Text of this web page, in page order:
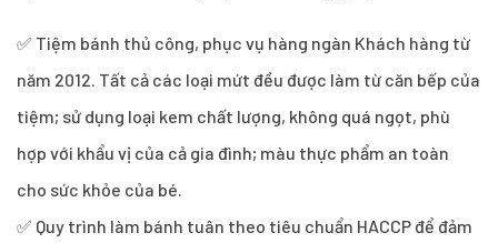
✅ Tiệm bánh thủ công, phục vụ hàng ngàn Khách hàng từ
năm 2012. Tất cả các loại mứt đều được làm từ căn bếp của
tiệm; sử dụng loại kem chất lượng, không quá ngọt, phù
hợp với khẩu vị của cả gia đình; màu thực phẩm an toàn
cho sức khỏe của bé.
✅ Quy trình làm bánh tuân theo tiêu chuẩn HACCP để đảm